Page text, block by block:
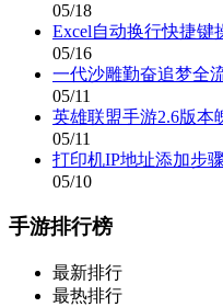
05/18
Excel自动换行快捷键
05/16
一代沙雕勤奋追梦全
05/11
英雄联盟手游2.6版本
05/11
打印机IP地址添加步
05/10
手游排行榜
最新排行
最热排行